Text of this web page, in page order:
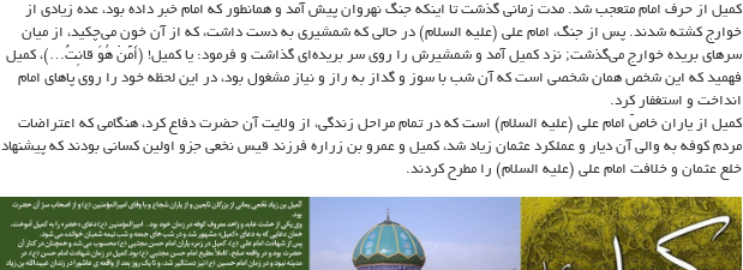
کمیل از حرف امام متعجب شد. مدت زمانی گذشت تا اینکه جنگ نهروان پیش آمد و همانطور که امام خبر داده بود، عده زیادی از
خوارج کشته شدند. پس از جنگ، امام علی (علیه السلام) در حالی که شمشیری به دست داشت، که از آن خون می‌چکید، از میان
سرهای بریده خوارج می‌گذشت; نزد کمیل آمد و شمشیرش را روی سر بریده‌ای گذاشت و فرمود: یا کمیل! (أَمَّنْ هُوَ قانِتٌ…)، کمیل
فهمید که این شخص‌‌ همان شخصی است که آن شب با سوز و گداز به راز و نیاز مشغول بود، در این لحظه خود را روی پاهای امام
انداخت و استغفار کرد.
کمیل از یاران خاصّ امام علی (علیه السلام) است که در تمام مراحل زندگی، از ولایت آن حضرت دفاع کرد، هنگامی که اعتراضات
مردم کوفه به والی آن دیار و عملکرد عثمان زیاد شد، کمیل و عمرو بن زراره فرزند قیس نخعی جزو اولین کسانی بودند که پیشنهاد
خلع عثمان و خلافت امام علی (علیه السلام) را مطرح کردند.